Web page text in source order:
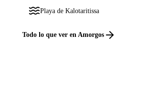
Playa de Kalotaritissa
Todo lo que ver en Amorgos